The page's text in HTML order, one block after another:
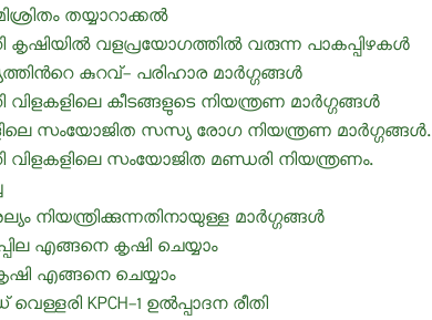
തയ്യാറാക്കല്‍
കൃഷിയില്‍ വളപ്രയോഗത്തില്‍ വരുന്ന പാകപ്പിഴകള്‍
കുറവ്- പരിഹാര മാര്‍ഗ്ഗങ്ങള്‍
വിളകളിലെ കീടങ്ങളുടെ നിയന്ത്രണ മാർഗ്ഗങ്ങൾ
സംയോജിത സസ്യ രോഗ നിയന്ത്രണ മാർഗ്ഗങ്ങൾ.
വിളകളിലെ സംയോജിത മണ്ഡരി നിയന്ത്രണം.
നിയന്ത്രിക്കുന്നതിനായുള്ള മാർഗ്ഗങ്ങൾ
എങ്ങനെ കൃഷി ചെയ്യാം
എങ്ങനെ ചെയ്യാം
KPCH-1 ഉല്‍പ്പാദന രീതി